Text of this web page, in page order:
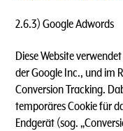
2.6.3) Google Adwords
Diese Website
der Google Inc., und im
Conversion Tracking.
temporäres Cookie für
Endgerät (sog.